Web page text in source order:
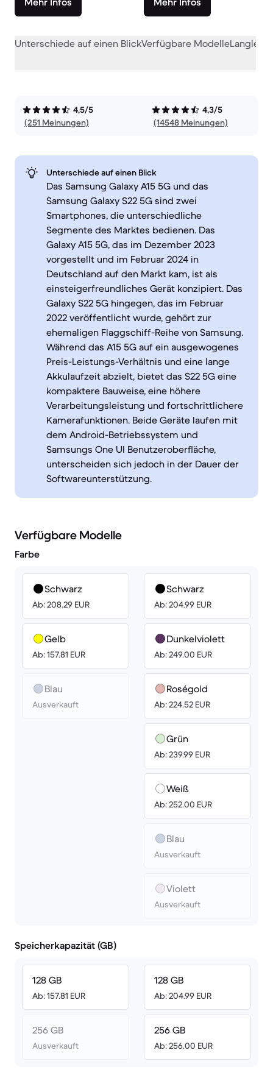
Unterschiede auf einen BlickVerfügbare Modelle
4,5/5
(251 Meinungen)
4,3/5
(14548 Meinungen)
Unterschiede auf einen Blick
Das Samsung Galaxy A15 5G und das
Samsung Galaxy S22 5G sind zwei
Smartphones, die unterschiedliche
Segmente des Marktes bedienen. Das
Galaxy A15 5G, das im Dezember 2023
vorgestellt und im Februar 2024 in
Deutschland auf den Markt kam, ist als
einsteigerfreundliches Gerät konzipiert. Das
Galaxy S22 5G hingegen, das im Februar
2022 veröffentlicht wurde, gehört zur
ehemaligen Flaggschiff-Reihe von Samsung.
Während das A15 5G auf ein ausgewogenes
Preis-Leistungs-Verhältnis und eine lange
Akkulaufzeit abzielt, bietet das S22 5G eine
kompaktere Bauweise, eine höhere
Verarbeitungsleistung und fortschrittlichere
Kamerafunktionen. Beide Geräte laufen mit
dem Android-Betriebssystem und
Samsungs One UI Benutzeroberfläche,
unterscheiden sich jedoch in der Dauer der
Softwareunterstützung.
Verfügbare Modelle
Farbe
Schwarz
Ab: 208.29 EUR
Gelb
Ab: 157.81 EUR
Blau
Ausverkauft
Schwarz
Ab: 204.99 EUR
Dunkelviolett
Ab: 249.00 EUR
Roségold
Ab: 224.52 EUR
Grün
Ab: 239.99 EUR
Weiß
Ab: 252.00 EUR
Blau
Ausverkauft
Violett
Ausverkauft
Speicherkapazität (GB)
128 GB
Ab: 157.81 EUR
256 GB
Ausverkauft
128 GB
Ab: 204.99 EUR
256 GB
Ab: 256.00 EUR